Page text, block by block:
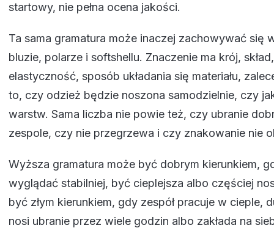
startowy, nie pełna ocena jakości.
Ta sama gramatura może inaczej zachowywać się
bluzie, polarze i softshellu. Znaczenie ma krój,
elastyczność, sposób układania się materiału,
to, czy odzież będzie noszona samodzielnie, czy
warstw. Sama liczba nie powie też, czy ubranie
zespole, czy nie przegrzewa i czy znakowanie nie
Wyższa gramatura może być dobrym kierunkiem,
wyglądać stabilniej, być cieplejsza albo częściej
być złym kierunkiem, gdy zespół pracuje w cieple,
nosi ubranie przez wiele godzin albo zakłada na